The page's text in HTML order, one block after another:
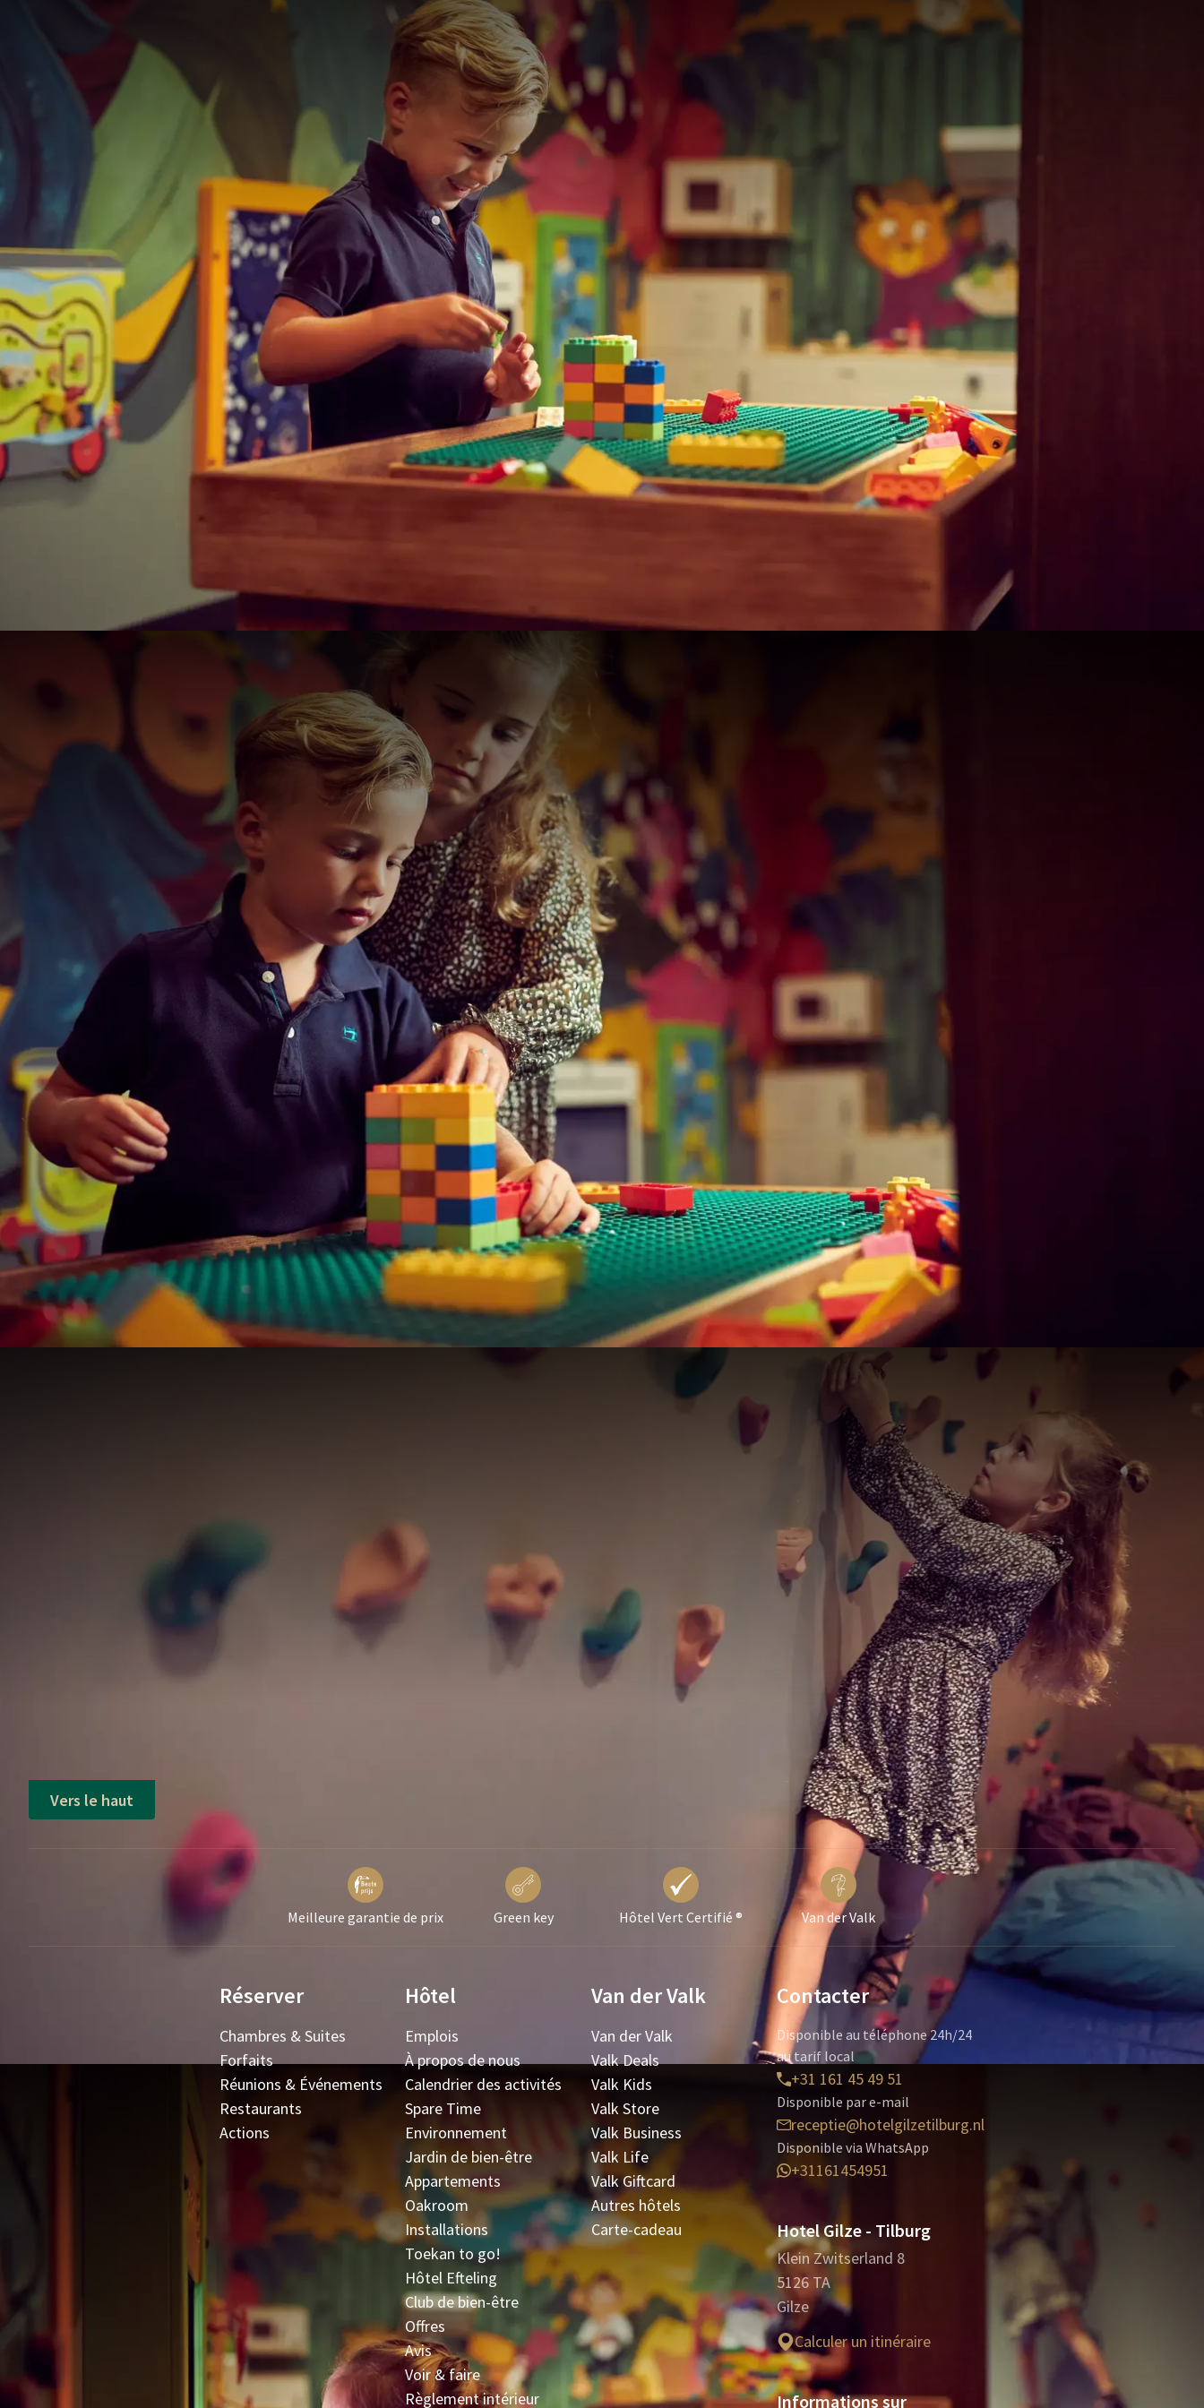
Les enfants et les repas au restaurant ne font pas toujours bon ménage… mais chez nous, si ! Grâce à notre
Kids’
, un véritable petit paradis de jeux situé juste à côté du restaurant. Pendant que vous profitez
tranquillement de votre dîner, nos « plus jeunes invités » s’amusent comme des rois !
Nous proposons également un
menu enfantsavec de nombreux plats délicieux spécialement conçus pour eux.
Des dessins à colorier et des crayons sont disponibles auprès de nos serveurs, et des fêtes d’anniversaire pour
enfants peuvent être organisées sur demande. Le dimanche, notre équipe d’animation propose des activités pour
enfants pendant le brunch dominical !
Et n’oubliez pas : en remettant votre dessin à la réception de l’Hôtel Van der Valk Gilze-Tilburg, vous avez une
chance de gagner un joli cadeau ! À chaque période, plusieurs gagnants sont sélectionnés parmi toutes les
participations – peut-être serez-vous l’un d’eux !
Découvrez également nos autresinstallations pour enfants
Vers le haut
Meilleure garantie de prix Green key Hôtel Vert Certifié ® Van der Valk
Réserver
Chambres & Suites
Forfaits
Réunions & Événements
Restaurants
Actions
Hôtel
Emplois
À propos de nous
Calendrier des activités
Spare Time
Environnement
Jardin de bien-être
Appartements
Oakroom
Installations
Toekan to go!
Hôtel Efteling
Club de bien-être
Offres
Avis
Voir & faire
Règlement intérieur
Van der Valk
Van der Valk
Valk Deals
Valk Kids
Valk Store
Valk Business
Valk Life
Valk Giftcard
Autres hôtels
Carte-cadeau
Contacter
Disponible au téléphone 24h/24
au tarif local
+31 161 45 49 51
Disponible par e-mail
receptie@hotelgilzetilburg.nl
Disponible via WhatsApp
+31161454951
Hotel Gilze - Tilburg
Klein Zwitserland 8
5126 TA
Gilze
Calculer un itinéraire
Informations sur